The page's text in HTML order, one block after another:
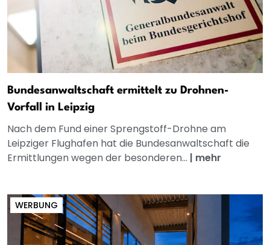
Bundesanwaltschaft ermittelt zu Drohnen-
Vorfall in Leipzig
Nach dem Fund einer Sprengstoff-Drohne am
Leipziger Flughafen hat die Bundesanwaltschaft die
Ermittlungen wegen der besonderen... | mehr
WERBUNG